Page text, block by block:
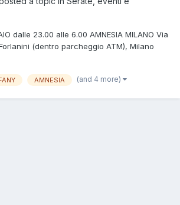
dalle 23.00 alle 6.00 AMNESIA MILANO Via
(dentro parcheggio ATM), Milano
LIPPOLI STEFANO ALBANESE PATH
ANGELO COSENTINO DAVIDE PEVIANI
AMNESIA (and 4 more)